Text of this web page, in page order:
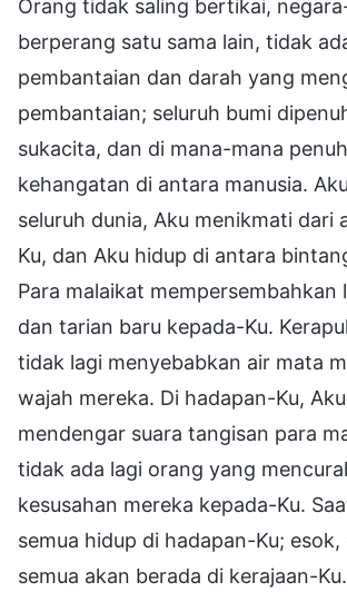
Orang tidak saling bertikai,
berperang satu sama lain, tidak
pembantaian dan darah yang
pembantaian; seluruh bumi
sukacita, dan di mana-mana
kehangatan di antara manusia.
seluruh dunia, Aku menikmati dari
Ku, dan Aku hidup di antara
Para malaikat mempersembahkan
dan tarian baru kepada-Ku.
tidak lagi menyebabkan air mata
wajah mereka. Di hadapan-Ku,
mendengar suara tangisan para
tidak ada lagi orang yang
kesusahan mereka kepada-Ku.
semua hidup di hadapan-Ku; esok,
semua akan berada di kerajaan-